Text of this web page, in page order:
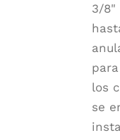
3/8"
los
se